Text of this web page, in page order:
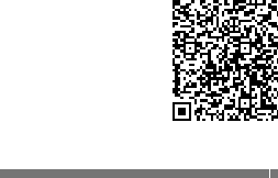
政策解读
专题公开